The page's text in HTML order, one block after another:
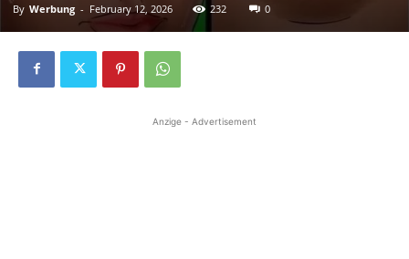
By Werbung - February 12, 2026 232 0
Anzige - Advertisement